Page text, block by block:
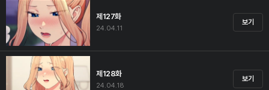
제127화
24.04.11
보기
제128화
24.04.18
보기